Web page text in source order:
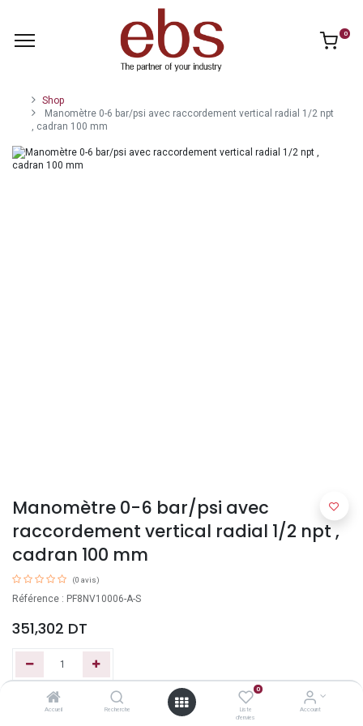
Accueil Recherche
0
Liste
d'envies
Account
0
Shop
Manomètre 0-6 bar/psi avec raccordement vertical radial 1/2 npt
, cadran 100 mm
Manomètre 0-6 bar/psi avec
raccordement vertical radial 1/2 npt ,
cadran 100 mm
(0 avis)
Référence : PF8NV10006-A-S
351,302 DT
Ajouter au panier